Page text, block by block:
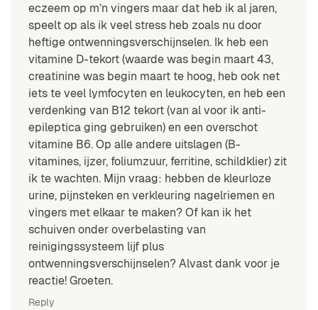
eczeem op m’n vingers maar dat heb ik al jaren,
speelt op als ik veel stress heb zoals nu door
heftige ontwenningsverschijnselen. Ik heb een
vitamine D-tekort (waarde was begin maart 43,
creatinine was begin maart te hoog, heb ook net
iets te veel lymfocyten en leukocyten, en heb een
verdenking van B12 tekort (van al voor ik anti-
epileptica ging gebruiken) en een overschot
vitamine B6. Op alle andere uitslagen (B-
vitamines, ijzer, foliumzuur, ferritine, schildklier) zit
ik te wachten. Mijn vraag: hebben de kleurloze
urine, pijnsteken en verkleuring nagelriemen en
vingers met elkaar te maken? Of kan ik het
schuiven onder overbelasting van
reinigingssysteem lijf plus
ontwenningsverschijnselen? Alvast dank voor je
reactie! Groeten.
Reply